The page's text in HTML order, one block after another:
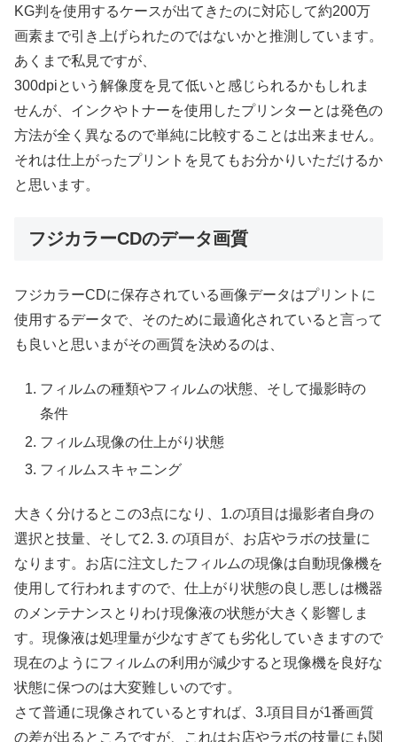
KG判を使用するケースが出てきたのに対応して約200万
画素まで引き上げられたのではないかと推測しています。
あくまで私見ですが、
300dpiという解像度を見て低いと感じられるかもしれま
せんが、インクやトナーを使用したプリンターとは発色の
方法が全く異なるので単純に比較することは出来ません。
それは仕上がったプリントを見てもお分かりいただけるか
と思います。
フジカラーCDのデータ画質
フジカラーCDに保存されている画像データはプリントに
使用するデータで、そのために最適化されていると言って
も良いと思いまがその画質を決めるのは、
フィルムの種類やフィルムの状態、そして撮影時の
条件
フィルム現像の仕上がり状態
フィルムスキャニング
大きく分けるとこの3点になり、1.の項目は撮影者自身の
選択と技量、そして2. 3. の項目が、お店やラボの技量に
なります。お店に注文したフィルムの現像は自動現像機を
使用して行われますので、仕上がり状態の良し悪しは機器
のメンテナンスとりわけ現像液の状態が大きく影響しま
す。現像液は処理量が少なすぎても劣化していきますので
現在のようにフィルムの利用が減少すると現像機を良好な
状態に保つのは大変難しいのです。
さて普通に現像されているとすれば、3.項目目が1番画質
の差が出るところですが、これはお店やラボの技量にも関